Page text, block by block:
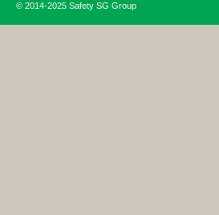
© 2014-2025 Safety SG Group